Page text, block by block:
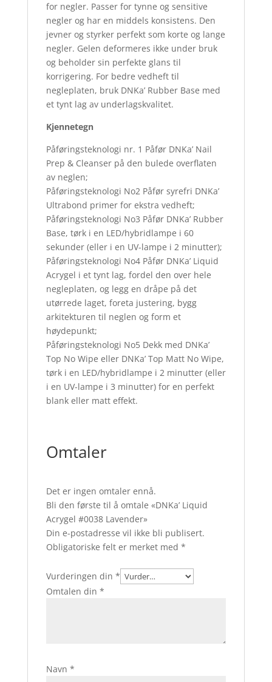
for negler. Passer for tynne og sensitive
negler og har en middels konsistens. Den
jevner og styrker perfekt som korte og lange
negler. Gelen deformeres ikke under bruk
og beholder sin perfekte glans til
korrigering. For bedre vedheft til
negleplaten, bruk DNKa’ Rubber Base med
et tynt lag av underlagskvalitet.
Kjennetegn
Påføringsteknologi nr. 1 Påfør DNKa’ Nail
Prep & Cleanser på den bulede overflaten
av neglen;
Påføringsteknologi No2 Påfør syrefri DNKa’
Ultrabond primer for ekstra vedheft;
Påføringsteknologi No3 Påfør DNKa’ Rubber
Base, tørk i en LED/hybridlampe i 60
sekunder (eller i en UV-lampe i 2 minutter);
Påføringsteknologi No4 Påfør DNKa’ Liquid
Acrygel i et tynt lag, fordel den over hele
negleplaten, og legg en dråpe på det
utørrede laget, foreta justering, bygg
arkitekturen til neglen og form et
høydepunkt;
Påføringsteknologi No5 Dekk med DNKa’
Top No Wipe eller DNKa’ Top Matt No Wipe,
tørk i en LED/hybridlampe i 2 minutter (eller
i en UV-lampe i 3 minutter) for en perfekt
blank eller matt effekt.
Omtaler
Det er ingen omtaler ennå.
Bli den første til å omtale «DNKa’ Liquid
Acrygel #0038 Lavender»
Din e-postadresse vil ikke bli publisert.
Obligatoriske felt er merket med *
Vurderingen din *
Omtalen din *
Navn *